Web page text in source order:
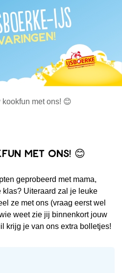
ijs
kookfun met ons! 😊
met ons! 😊
geprobeerd met mama,
klas? Uiteraard zal je leuke
ze met ons (vraag eerst wel
weet zie jij binnenkort jouw
krijg je van ons extra bolletjes!